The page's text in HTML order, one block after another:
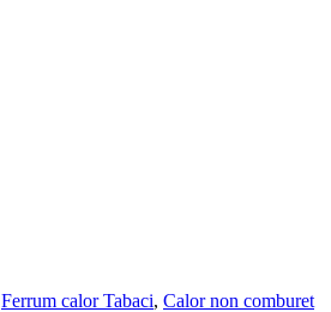
Ferrum calor Tabaci, Calor non comburet